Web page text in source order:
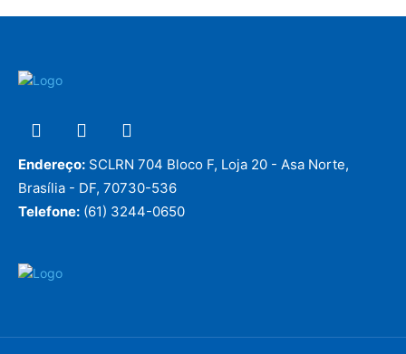
Endereço: SCLRN 704 Bloco F, Loja 20 - Asa Norte,
Brasília - DF, 70730-536
Telefone: (61) 3244-0650